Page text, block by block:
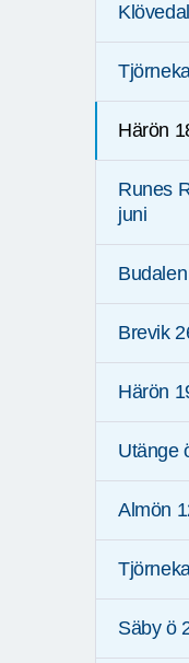
Härön
Runes
juni
Brevik
Härön
Utänge
Almön
Säby ö